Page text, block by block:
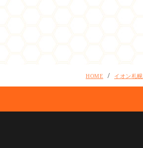
HOME イオン札